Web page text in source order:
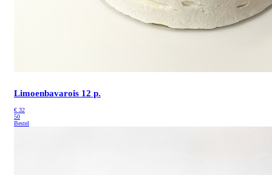
Limoenbavarois 12 p.
€ 32
50
Bestel